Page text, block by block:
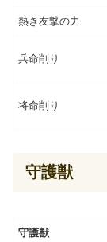
熱き友撃の力
兵命削り
将命削り
守護獣
守護獣